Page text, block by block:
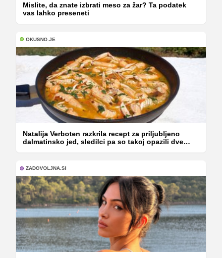
Mislite, da znate izbrati meso za žar? Ta podatek
vas lahko preseneti
OKUSNO.JE
Natalija Verboten razkrila recept za priljubljeno
dalmatinsko jed, sledilci pa so takoj opazili dve
ZADOVOLJNA.SI